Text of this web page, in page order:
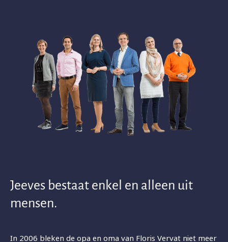
Jeeves bestaat enkel en alleen uit
mensen.
In 2006 bleken de opa en oma van Floris Vervat niet meer